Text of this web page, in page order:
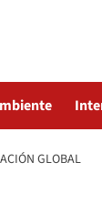
GLOBAL